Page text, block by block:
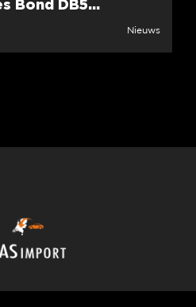
Bond DB5...
Nieuws